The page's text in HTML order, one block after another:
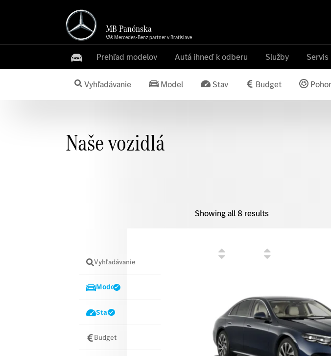
MB Panónska
Váš Mercedes-Benz partner v Bratislave
Prehľad modelov Autá ihneď k odberu Služby Servis
Vyhľadávanie Model Stav Budget
Naše vozidlá
Showing all 8 results
Vyhľadávanie
Model
Stav
Budget